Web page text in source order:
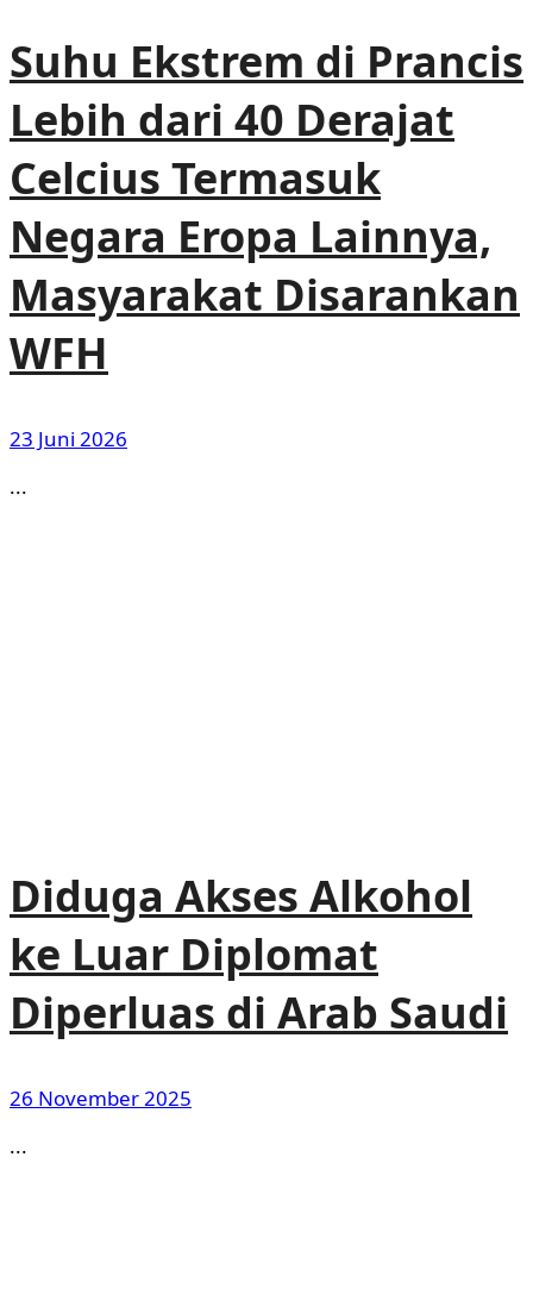
Suhu Ekstrem di Prancis
Lebih dari 40 Derajat
Celcius Termasuk
Negara Eropa Lainnya,
Masyarakat Disarankan
WFH
23 Juni 2026
...
Diduga Akses Alkohol
ke Luar Diplomat
Diperluas di Arab Saudi
26 November 2025
...